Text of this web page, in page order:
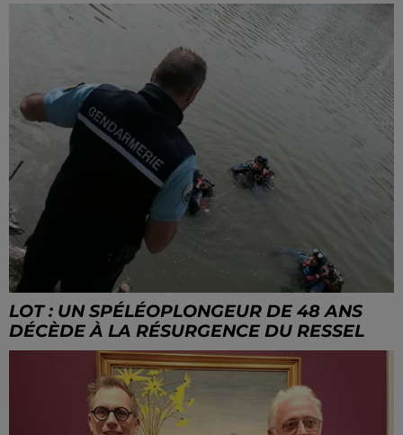
LOT : UN SPÉLÉOPLONGEUR DE 48 ANS
DÉCÈDE À LA RÉSURGENCE DU RESSEL